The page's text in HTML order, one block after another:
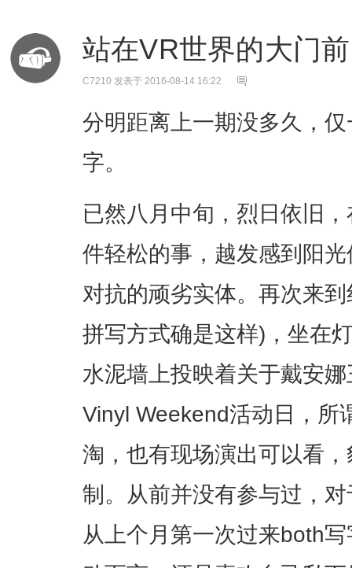
站在VR世界的大门
C7210 发表于 2016-08-14 16:22
分明距离上一期没多久，
字。
已然八月中旬，烈日依旧
件轻松的事，越发感到阳
对抗的顽劣实体。再次来
拼写方式确是这样)，坐在
水泥墙上投映着关于戴安
Vinyl Weekend活动日，所
淘，也有现场演出可以看
制。从前并没有参与过，
从上个月第一次过来both